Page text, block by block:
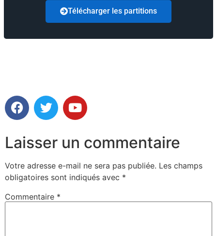
Télécharger les partitions
Laisser un commentaire
Votre adresse e-mail ne sera pas publiée. Les champs
obligatoires sont indiqués avec *
Commentaire *